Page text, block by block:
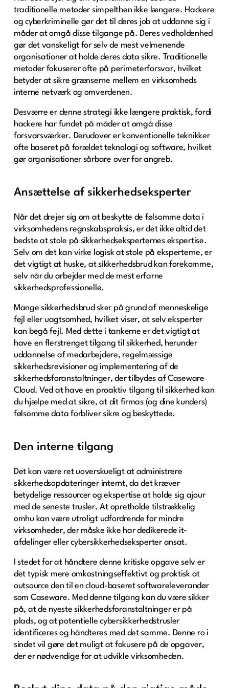
traditionelle metoder simpelthen ikke længere. Hackere
og cyberkriminelle gør det til deres job at uddanne sig i
måder at omgå disse tilgange på. Deres vedholdenhed
gør det vanskeligt for selv de mest velmenende
organisationer at holde deres data sikre. Traditionelle
metoder fokuserer ofte på perimeterforsvar, hvilket
betyder at sikre grænserne mellem en virksomheds
interne netværk og omverdenen.
Desværre er denne strategi ikke længere praktisk, fordi
hackere har fundet på måder at omgå disse
forsvarsværker. Derudover er konventionelle teknikker
ofte baseret på forældet teknologi og software, hvilket
gør organisationer sårbare over for angreb.
Ansættelse af sikkerhedseksperter
Når det drejer sig om at beskytte de følsomme data i
virksomhedens regnskabspraksis, er det ikke altid det
bedste at stole på sikkerhedseksperternes ekspertise.
Selv om det kan virke logisk at stole på eksperterne, er
det vigtigt at huske, at sikkerhedsbrud kan forekomme,
selv når du arbejder med de mest erfarne
sikkerhedsprofessionelle.
Mange sikkerhedsbrud sker på grund af menneskelige
fejl eller uagtsomhed, hvilket viser, at selv eksperter
kan begå fejl. Med dette i tankerne er det vigtigt at
have en flerstrenget tilgang til sikkerhed, herunder
uddannelse af medarbejdere, regelmæssige
sikkerhedsrevisioner og implementering af de
sikkerhedsforanstaltninger, der tilbydes af Caseware
Cloud. Ved at have en proaktiv tilgang til sikkerhed kan
du hjælpe med at sikre, at dit firmas (og dine kunders)
følsomme data forbliver sikre og beskyttede.
Den interne tilgang
Det kan være ret uoverskueligt at administrere
sikkerhedsopdateringer internt, da det kræver
betydelige ressourcer og ekspertise at holde sig ajour
med de seneste trusler. At opretholde tilstrækkelig
omhu kan være utroligt udfordrende for mindre
virksomheder, der måske ikke har dedikerede it-
afdelinger eller cybersikkerhedseksperter ansat.
I stedet for at håndtere denne kritiske opgave selv er
det typisk mere omkostningseffektivt og praktisk at
outsource den til en cloud-baseret softwareleverandør
som Caseware. Med denne tilgang kan du være sikker
på, at de nyeste sikkerhedsforanstaltninger er på
plads, og at potentielle cybersikkerhedstrusler
identificeres og håndteres med det samme. Denne ro i
sindet vil gøre det muligt at fokusere på de opgaver,
der er nødvendige for at udvikle virksomheden.